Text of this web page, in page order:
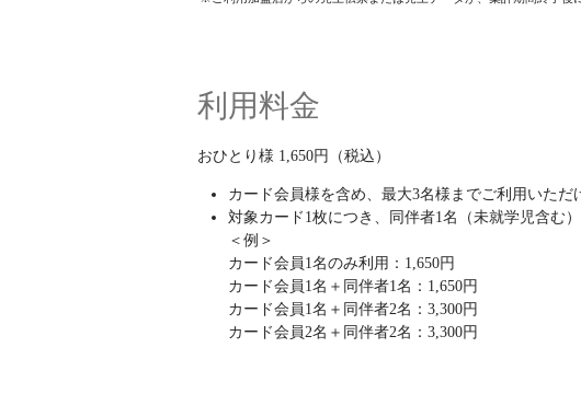
利用料金
おひとり様 1,650円（税込）
カード会員様を含め、最大3名様までご利用いただ
対象カード1枚につき、同伴者1名（未就学児含む
＜例＞
カード会員1名のみ利用：1,650円
カード会員1名＋同伴者1名：1,650円
カード会員1名＋同伴者2名：3,300円
カード会員2名＋同伴者2名：3,300円